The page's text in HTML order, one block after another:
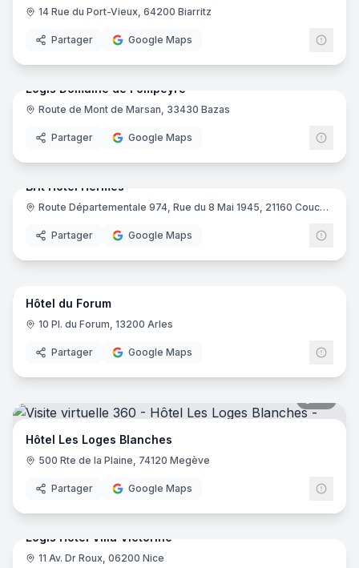
14 Rue du Port-Vieux, 64200 Biarritz
Partager Google Maps
64
Logis Domaine de Fompeyre
Route de Mont de Marsan, 33430 Bazas
Partager Google Maps
15
Brit Hotel Hermes
Route Départementale 974, Rue du 8 Mai 1945, 21160 Couchey
Partager Google Maps
16
Hôtel du Forum
10 Pl. du Forum, 13200 Arles
Partager Google Maps
Hôtel Les Loges Blanches
500 Rte de la Plaine, 74120 Megève
Partager Google Maps
17
Logis Hôtel Villa Victorine
11 Av. Dr Roux, 06200 Nice